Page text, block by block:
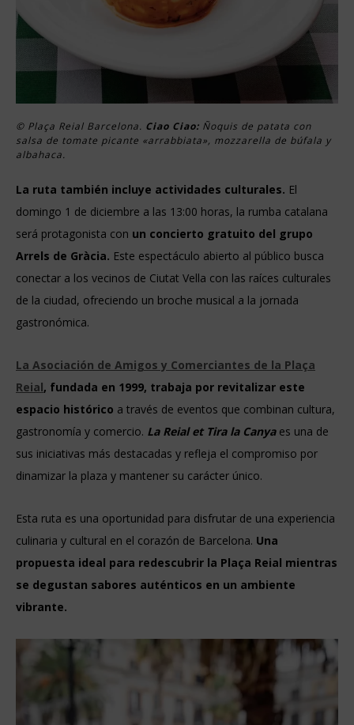
© Plaça Reial Barcelona. Ciao Ciao: Ñoquis de patata con
salsa de tomate picante «arrabbiata», mozzarella de búfala y
albahaca.
La ruta también incluye actividades culturales. El
domingo 1 de diciembre a las 13:00 horas, la rumba catalana
será protagonista con un concierto gratuito del grupo
Arrels de Gràcia. Este espectáculo abierto al público busca
conectar a los vecinos de Ciutat Vella con las raíces culturales
de la ciudad, ofreciendo un broche musical a la jornada
gastronómica.
La Asociación de Amigos y Comerciantes de la Plaça
Reial, fundada en 1999, trabaja por revitalizar este
espacio histórico a través de eventos que combinan cultura,
gastronomía y comercio. La Reial et Tira la Canyaes una de
sus iniciativas más destacadas y refleja el compromiso por
dinamizar la plaza y mantener su carácter único.
Esta ruta es una oportunidad para disfrutar de una experiencia
culinaria y cultural en el corazón de Barcelona. Una
propuesta ideal para redescubrir la Plaça Reial mientras
se degustan sabores auténticos en un ambiente
vibrante.